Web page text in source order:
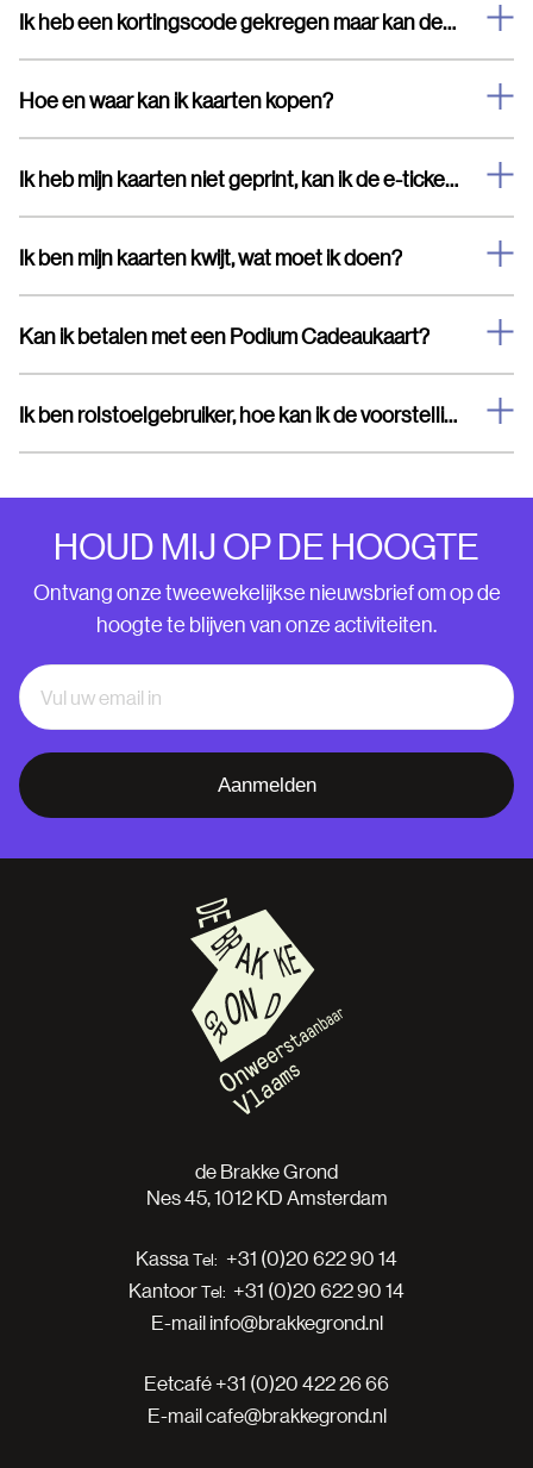
Ik heb een kortingscode gekregen maar kan deze niet invullen
Hoe en waar kan ik kaarten kopen?
Ik heb mijn kaarten niet geprint, kan ik de e-tickets laten zien op mijn telefoon?
Ik ben mijn kaarten kwijt, wat moet ik doen?
Kan ik betalen met een Podium Cadeaukaart?
Ik ben rolstoelgebruiker, hoe kan ik de voorstelling bezoeken?
HOUD MIJ OP DE HOOGTE
Ontvang onze tweewekelijkse nieuwsbrief om op de
hoogte te blijven van onze activiteiten.
Aanmelden
de Brakke Grond
Nes 45, 1012 KD Amsterdam
Kassa
+31 (0)20 622 90 14
Kantoor
+31 (0)20 622 90 14
E-mailinfo@brakkegrond.nl
Eetcafé+31 (0)20 422 26 66
E-mailcafe@brakkegrond.nl